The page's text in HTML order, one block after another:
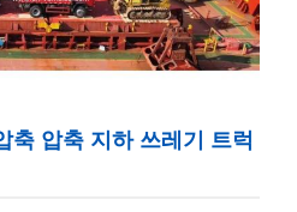
축 압축 지하 쓰레기 트럭